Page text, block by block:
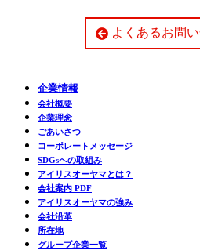
よくあるお問
企業情報
会社概要
企業理念
ごあいさつ
コーポレートメッセージ
SDGsへの取組み
アイリスオーヤマとは？
会社案内 PDF
アイリスオーヤマの強み
会社沿革
所在地
グループ企業一覧